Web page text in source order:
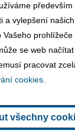
a vylepšení
Vašeho
se web
pracovat
cookies.
všechny
88/2,